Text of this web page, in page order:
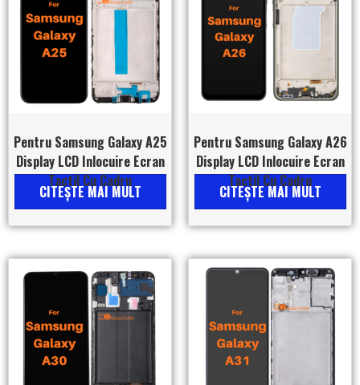
Pentru Samsung Galaxy A25
Display LCD Inlocuire Ecran
Tactil Cu Cadru
CITEŞTE MAI MULT
Pentru Samsung Galaxy A26
Display LCD Inlocuire Ecran
Tactil Cu Cadru
CITEŞTE MAI MULT